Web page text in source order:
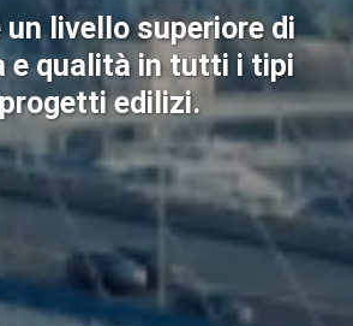
un livello superiore di
e qualità in tutti i tipi
edilizi.